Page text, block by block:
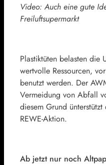
Video: Auch eine gute
Freiluftsupermarkt
Plastiktüten belasten die
wertvolle Ressourcen,
benutzt werden. Der
Vermeidung von Abfall
diesem Grund
REWE-Aktion.
Ab jetzt nur noch